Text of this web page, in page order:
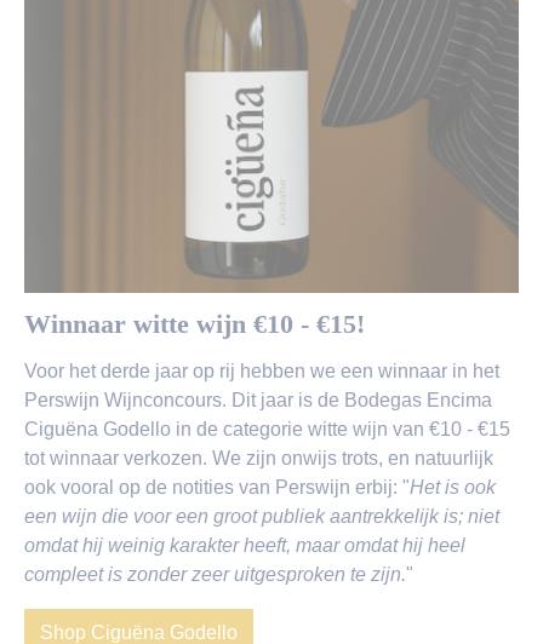
Winnaar witte wijn €10 - €15!
Voor het derde jaar op rij hebben we een winnaar in het
Perswijn Wijnconcours. Dit jaar is de Bodegas Encima
Ciguëna Godello in de categorie witte wijn van €10 - €15
tot winnaar verkozen. We zijn onwijs trots, en natuurlijk
ook vooral op de notities van Perswijn erbij: "Het is ook
een wijn die voor een groot publiek aantrekkelijk is; niet
omdat hij weinig karakter heeft, maar omdat hij heel
compleet is zonder zeer uitgesproken te zijn."
Shop Ciguëna Godello